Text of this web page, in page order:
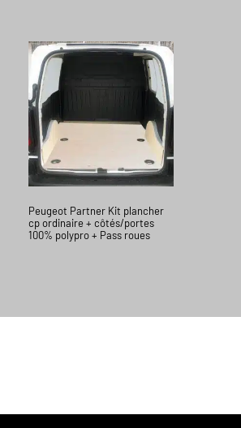
Peugeot Partner Kit plancher
cp ordinaire + côtés/portes
100% polypro + Pass roues